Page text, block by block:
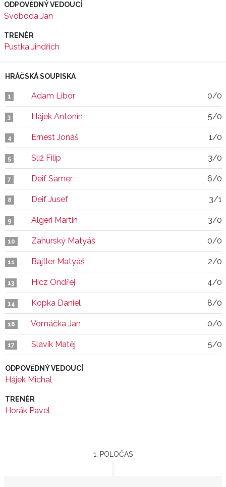
ODPOVĚDNÝ VEDOUCÍ
Svoboda Jan
TRENÉR
Pustka Jindřich
HRÁČSKÁ SOUPISKA
1 Adam Libor 0/0
3 Hájek Antonín 5/0
4 Ernest Jonáš 1/0
5 Sliž Filip 3/0
7 Deif Samer 6/0
8 Deif Jusef 3/1
9 Algeri Martin 3/0
10 Zahurský Matyáš 0/0
11 Bajtler Matyáš 2/0
13 Hicz Ondřej 4/0
14 Kopka Daniel 8/0
16 Vomáčka Jan 0/0
17 Slavík Matěj 5/0
ODPOVĚDNÝ VEDOUCÍ
Hájek Michal
TRENÉR
Horák Pavel
1. POLOČAS